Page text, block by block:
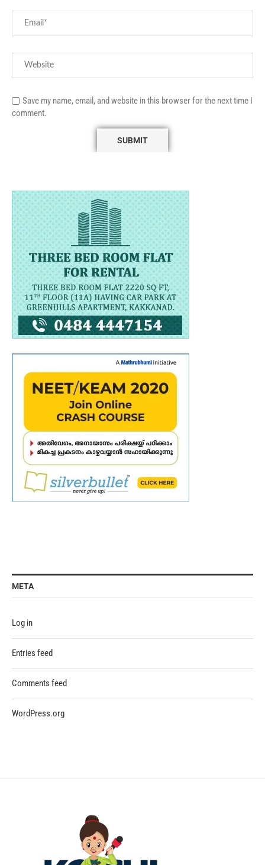
Save my name, email, and website in this browser for the next time I
comment.
META
Log in
Entries feed
Comments feed
WordPress.org